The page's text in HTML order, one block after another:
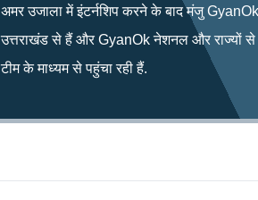
अमर उजाला में इंटर्नशिप करने के बाद मंजु
उत्तराखंड से हैं और GyanOk नेशनल और राज्यों से
टीम के माध्यम से पहुंचा रही हैं.